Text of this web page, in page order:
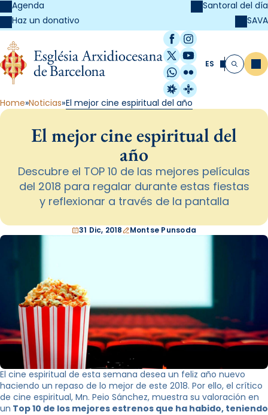
Agenda
Haz un donativo
Santoral del día
SAVA
Facebook
Instagram
X / Twitter
YouTube
WhatsApp
Flickr
Radio Estel
Catalunya
ES Buscar
Home Noticias El mejor cine espiritual del año
El mejor cine espiritual del
año
Descubre el TOP 10 de las mejores películas
del 2018 para regalar durante estas fiestas
y reflexionar a través de la pantalla
31 Dic, 2018 Montse Punsoda
El cine espiritual de esta semana desea un feliz año nuevo
haciendo un repaso de lo mejor de este 2018. Por ello, el crítico
de cine espiritual, Mn. Peio Sánchez, muestra su valoración en
un Top 10 de los mejores estrenos que ha habido, teniendo